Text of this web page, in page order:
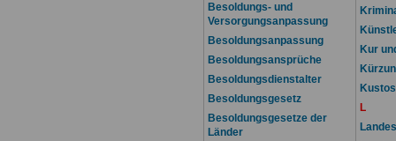
Besoldungs- und
Versorgungsanpassung
Besoldungsanpassung
Besoldungsansprüche
Besoldungsdienstalter
Besoldungsgesetz
Besoldungsgesetze der
Länder
Kur
Kustos
L